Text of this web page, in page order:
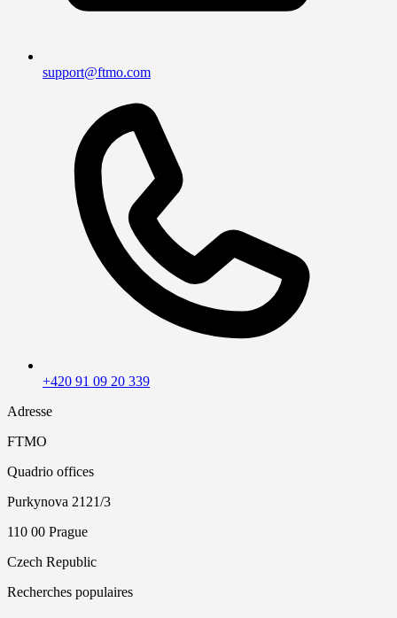
support@ftmo.com
+420 91 09 20 339
Adresse
FTMO
Quadrio offices
Purkynova 2121/3
110 00 Prague
Czech Republic
Recherches populaires